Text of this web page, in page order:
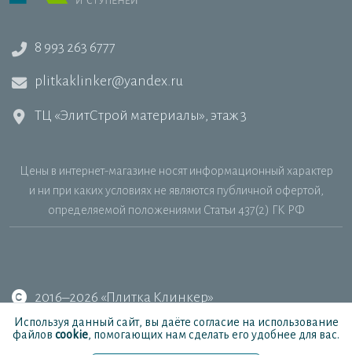
8 993 263 6777
plitkaklinker@yandex.ru
ТЦ «ЭлитСтрой материалы», этаж 3
Цены в интернет-магазине носят информационный характер
и ни при каких условиях не являются публичной офертой,
определяемой положениями Статьи 437(2) ГК РФ
2016–2026 «Плитка Клинкер»
MAX
Используя данный сайт, вы даёте согласие на использование
файлов cookie, помогающих нам сделать его удобнее для вас.